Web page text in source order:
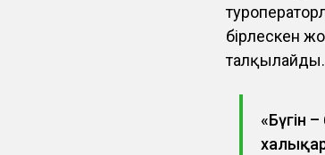
бірлескен
талқылайды.
«Бүгін